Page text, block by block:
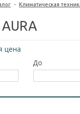
- Климатическая
цена
До